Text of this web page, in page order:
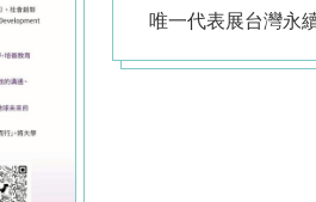
唯一代表展台灣永